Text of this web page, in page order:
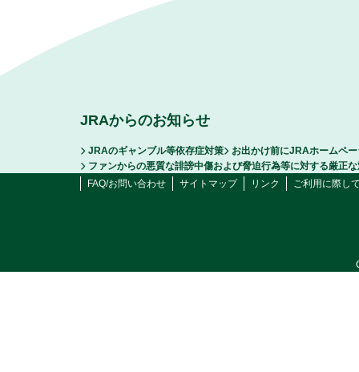
JRAからのお知らせ
JRAのギャンブル等依存症対策
お出かけ前にJRAホームペ
ファンからの悪質な誹謗中傷および脅迫行為等に対する厳正
FAQ/お問い合わせ
サイトマップ リンク ご利用に際し